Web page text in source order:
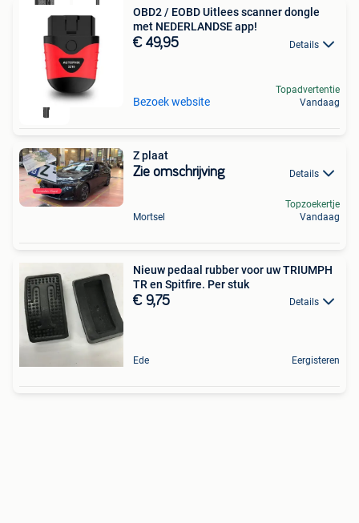
OBD2 / EOBD Uitlees scanner dongle
met NEDERLANDSE app!
€ 49,95 Details
Bezoek website
Topadvertentie
Vandaag
Z plaat
Zie omschrijving Details
Mortsel
Topzoekertje
Vandaag
Nieuw pedaal rubber voor uw TRIUMPH
TR en Spitfire. Per stuk
€ 9,75 Details
Ede Eergisteren